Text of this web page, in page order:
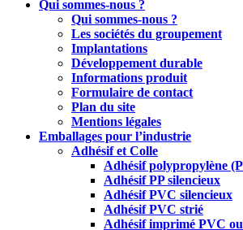
Qui sommes-nous ?
Qui sommes-nous ?
Les sociétés du groupement
Implantations
Développement durable
Informations produit
Formulaire de contact
Plan du site
Mentions légales
Emballages pour l’industrie
Adhésif et Colle
Adhésif polypropylène
Adhésif PP silencieux
Adhésif PVC silencieux
Adhésif PVC strié
Adhésif imprimé PVC